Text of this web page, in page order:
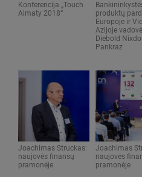
Konferencija „Touch
Almaty 2018“
produktų
Europoje ir
Azijoje vadovė
Diebold
Pankraz
Joachimas Struckas:
naujovės finansų
pramonėje
Joachimas
naujovės
pramonėje